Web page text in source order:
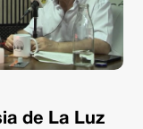
de La Luz